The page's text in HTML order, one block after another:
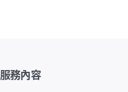
服務內容